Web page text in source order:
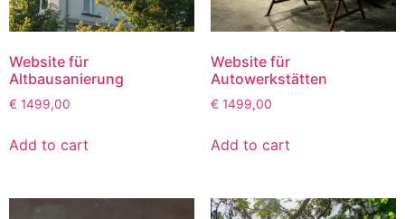
Website für
Altbausanierung
€ 1499,00
Add to cart
Website für
Autowerkstätten
€ 1499,00
Add to cart